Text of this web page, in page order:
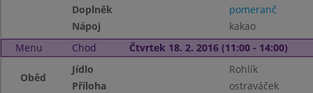
Doplněk
pomeranč
Nápoj
kakao
Menu
Chod Čtvrtek 18. 2. 2016 (11:00 - 14:00)
Oběd
Jídlo
Rohlík
Příloha
ostraváček